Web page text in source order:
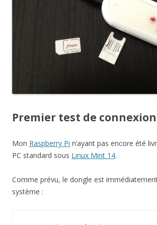
Premier test de connexion
Mon Raspberry Pi n’ayant pas encore été
PC standard sous Linux Mint 14.
Comme prévu, le dongle est
système :